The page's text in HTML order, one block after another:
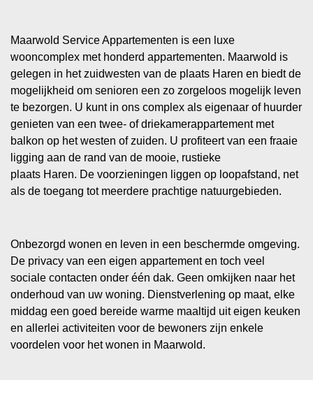
Maarwold Service Appartementen is een luxe
wooncomplex met honderd appartementen. Maarwold is
gelegen in het zuidwesten van de plaats Haren en biedt de
mogelijkheid om senioren een zo zorgeloos mogelijk leven
te bezorgen. U kunt in ons complex als eigenaar of huurder
genieten van een twee- of driekamerappartement met
balkon op het westen of zuiden. U profiteert van een fraaie
ligging aan de rand van de mooie, rustieke
plaats Haren. De voorzieningen liggen op loopafstand, net
als de toegang tot meerdere prachtige natuurgebieden.
Onbezorgd wonen en leven in een beschermde omgeving.
De privacy van een eigen appartement en toch veel
sociale contacten onder één dak. Geen omkijken naar het
onderhoud van uw woning. Dienstverlening op maat, elke
middag een goed bereide warme maaltijd uit eigen keuken
en allerlei activiteiten voor de bewoners zijn enkele
voordelen voor het wonen in Maarwold.